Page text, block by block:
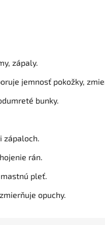
zápaly.
jemnosť pokožky,
bunky.
zápaloch.
rán.
pleť.
opuchy.